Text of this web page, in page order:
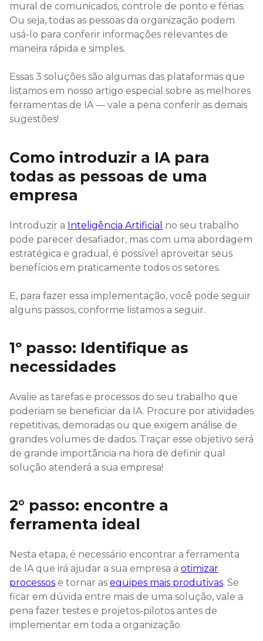
mural de comunicados, controle de ponto e férias.
Ou seja, todas as pessoas da organização podem
usá-lo para conferir informações relevantes de
maneira rápida e simples.
Essas 3 soluções são algumas das plataformas que
listamos em nosso artigo especial sobre as melhores
ferramentas de IA — vale a pena conferir as demais
sugestões!
Como introduzir a IA para
todas as pessoas de uma
empresa
Introduzir a Inteligência Artificial no seu trabalho
pode parecer desafiador, mas com uma abordagem
estratégica e gradual, é possível aproveitar seus
benefícios em praticamente todos os setores.
E, para fazer essa implementação, você pode seguir
alguns passos, conforme listamos a seguir.
1º passo: Identifique as
necessidades
Avalie as tarefas e processos do seu trabalho que
poderiam se beneficiar da IA. Procure por atividades
repetitivas, demoradas ou que exigem análise de
grandes volumes de dados. Traçar esse objetivo será
de grande importância na hora de definir qual
solução atenderá a sua empresa!
2° passo: encontre a
ferramenta ideal
Nesta etapa, é necessário encontrar a ferramenta
de IA que irá ajudar a sua empresa a otimizar
processos e tornar as equipes mais produtivas. Se
ficar em dúvida entre mais de uma solução, vale a
pena fazer testes e projetos-pilotos antes de
implementar em toda a organização.